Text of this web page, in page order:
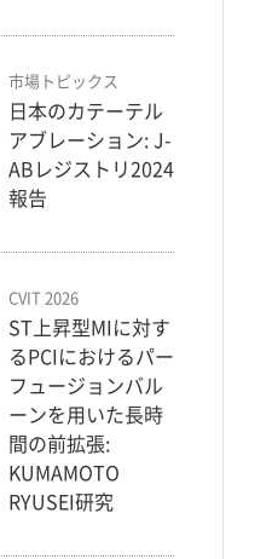
市場トピックス
日本のカテーテル
アブレーション: J-
ABレジストリ2024
報告
CVIT 2026
ST上昇型MIに対す
るPCIにおけるパー
フュージョンバル
ーンを用いた長時
間の前拡張:
KUMAMOTO
RYUSEI研究